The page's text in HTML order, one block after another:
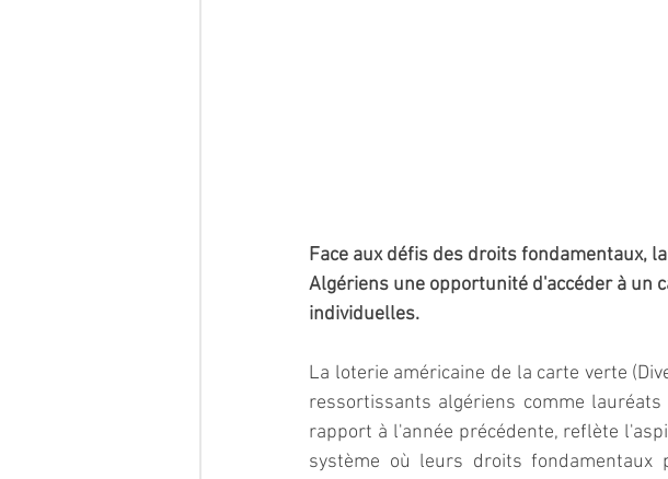
Face aux défis des droits fondamentaux,
Algériens une opportunité d'accéder à
individuelles.
La loterie américaine de la carte verte
ressortissants algériens comme
rapport à l'année précédente, reflète
système où leurs droits fondamentaux